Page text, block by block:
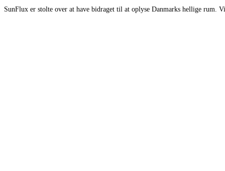
SunFlux er stolte over at have bidraget til at oplyse Danmarks hellige